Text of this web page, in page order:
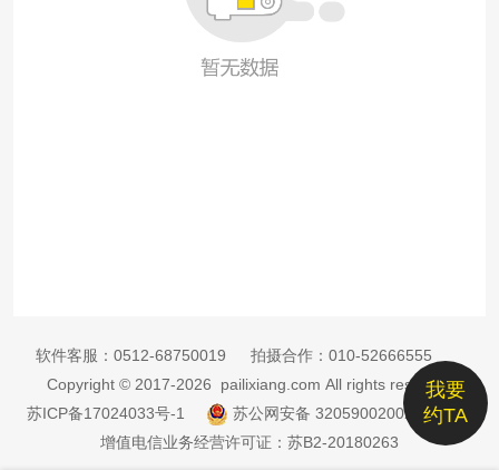
我要
约TA
软件客服： 0512-68750019 拍摄合作： 010-52666555
Copyright © 2017-2026 pailixiang.com All rights reserved
苏ICP备17024033号-1
苏公网安备 32059002002885号
增值电信业务经营许可证：苏B2-20180263